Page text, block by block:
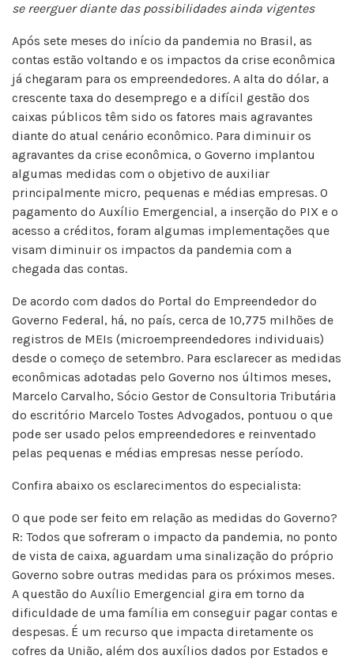
se reerguer diante das possibilidades ainda vigentes
Após sete meses do início da pandemia no Brasil, as
contas estão voltando e os impactos da crise econômica
já chegaram para os empreendedores. A alta do dólar, a
crescente taxa do desemprego e a difícil gestão dos
caixas públicos têm sido os fatores mais agravantes
diante do atual cenário econômico. Para diminuir os
agravantes da crise econômica, o Governo implantou
algumas medidas com o objetivo de auxiliar
principalmente micro, pequenas e médias empresas. O
pagamento do Auxílio Emergencial, a inserção do PIX e o
acesso a créditos, foram algumas implementações que
visam diminuir os impactos da pandemia com a
chegada das contas.
De acordo com dados do Portal do Empreendedor do
Governo Federal, há, no país, cerca de 10,775 milhões de
registros de MEIs (microempreendedores individuais)
desde o começo de setembro. Para esclarecer as medidas
econômicas adotadas pelo Governo nos últimos meses,
Marcelo Carvalho, Sócio Gestor de Consultoria Tributária
do escritório Marcelo Tostes Advogados, pontuou o que
pode ser usado pelos empreendedores e reinventado
pelas pequenas e médias empresas nesse período.
Confira abaixo os esclarecimentos do especialista:
O que pode ser feito em relação as medidas do Governo?
R: Todos que sofreram o impacto da pandemia, no ponto
de vista de caixa, aguardam uma sinalização do próprio
Governo sobre outras medidas para os próximos meses.
A questão do Auxílio Emergencial gira em torno da
dificuldade de uma família em conseguir pagar contas e
despesas. É um recurso que impacta diretamente os
cofres da União, além dos auxílios dados por Estados e